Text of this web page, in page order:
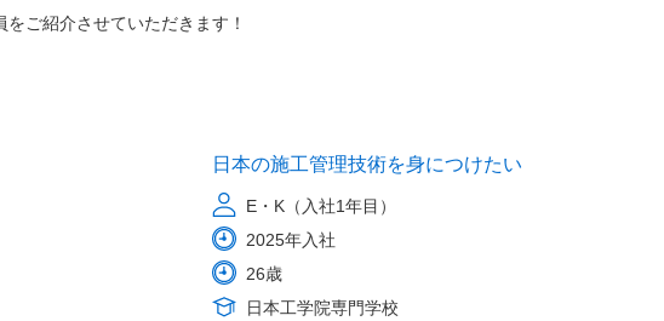
ご紹介させていただきます！
日本の施工管理技術を身につけたい
E・K（入社1年目）
2025年入社
26歳
日本工学院専門学校